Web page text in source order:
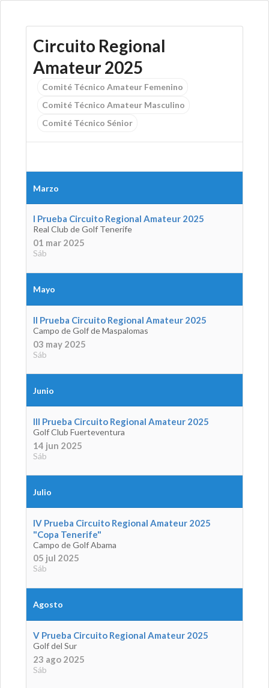
Circuito Regional
Amateur 2025
Comité Técnico Amateur Femenino
Comité Técnico Amateur Masculino
Comité Técnico Sénior
Marzo
I Prueba Circuito Regional Amateur 2025
Real Club de Golf Tenerife
01 mar 2025
Sáb
Mayo
II Prueba Circuito Regional Amateur 2025
Campo de Golf de Maspalomas
03 may 2025
Sáb
Junio
III Prueba Circuito Regional Amateur 2025
Golf Club Fuerteventura
14 jun 2025
Sáb
Julio
IV Prueba Circuito Regional Amateur 2025
"Copa Tenerife"
Campo de Golf Abama
05 jul 2025
Sáb
Agosto
V Prueba Circuito Regional Amateur 2025
Golf del Sur
23 ago 2025
Sáb